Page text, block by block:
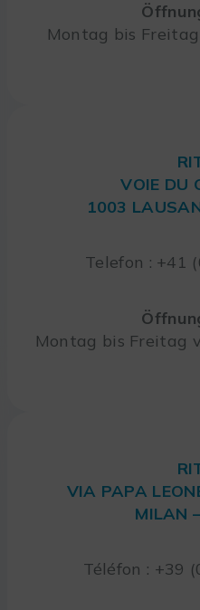
Montag bis
VOIE DU
1003
Telefon : +41
Montag bis Freitag
VIA PAPA
MILAN
Téléfon : +39